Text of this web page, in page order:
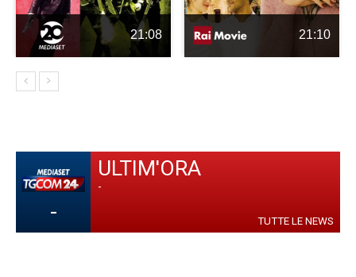
21:08 21:10
-
ULTIM'ORA
-
TUTTE LE NEWS